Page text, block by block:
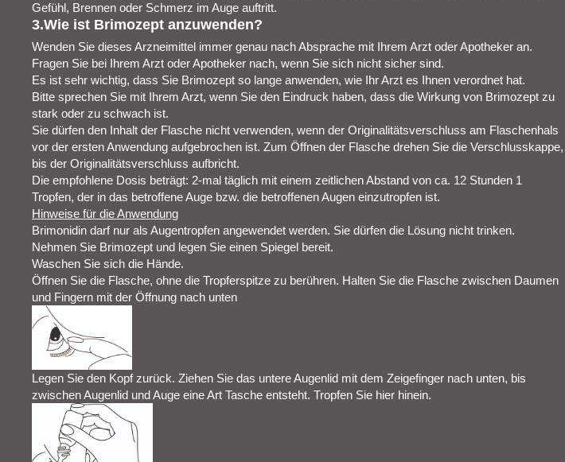
Gefühl, Brennen oder Schmerz im Auge auftritt.
3.Wie ist Brimozept anzuwenden?
Wenden Sie dieses Arzneimittel immer genau nach Absprache mit Ihrem Arzt oder Apotheker an.
Fragen Sie bei Ihrem Arzt oder Apotheker nach, wenn Sie sich nicht sicher sind.
Es ist sehr wichtig, dass Sie Brimozept so lange anwenden, wie Ihr Arzt es Ihnen verordnet hat.
Bitte sprechen Sie mit Ihrem Arzt, wenn Sie den Eindruck haben, dass die Wirkung von Brimozept zu
stark oder zu schwach ist.
Sie dürfen den Inhalt der Flasche nicht verwenden, wenn der Originalitätsverschluss am Flaschenhals
vor der ersten Anwendung aufgebrochen ist. Zum Öffnen der Flasche drehen Sie die Verschlusskappe,
bis der Originalitätsverschluss aufbricht.
Die empfohlene Dosis beträgt: 2‑mal täglich mit einem zeitlichen Abstand von ca. 12 Stunden 1
Tropfen, der in das betroffene Auge bzw. die betroffenen Augen einzutropfen ist.
Hinweise für die Anwendung
Brimonidin darf nur als Augentropfen angewendet werden. Sie dürfen die Lösung nicht trinken.
Nehmen Sie Brimozept und legen Sie einen Spiegel bereit.
Waschen Sie sich die Hände.
Öffnen Sie die Flasche, ohne die Tropferspitze zu berühren. Halten Sie die Flasche zwischen Daumen
und Fingern mit der Öffnung nach unten
Legen Sie den Kopf zurück. Ziehen Sie das untere Augenlid mit dem Zeigefinger nach unten, bis
zwischen Augenlid und Auge eine Art Tasche entsteht. Tropfen Sie hier hinein.